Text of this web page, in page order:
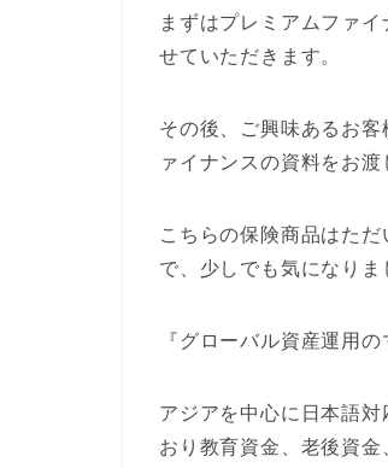
まずはプレミアムファ
せていただきます。
その後、ご興味あるお
ァイナンスの資料をお渡
こちらの保険商品はた
で、少しでも気になりま
『グローバル資産運用
アジアを中心に日本語
おり教育資金、老後資